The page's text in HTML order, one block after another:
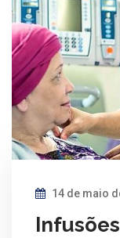
14 de maio